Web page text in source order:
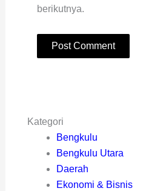
berikutnya.
Kategori
Bengkulu
Bengkulu Utara
Daerah
Ekonomi & Bisnis